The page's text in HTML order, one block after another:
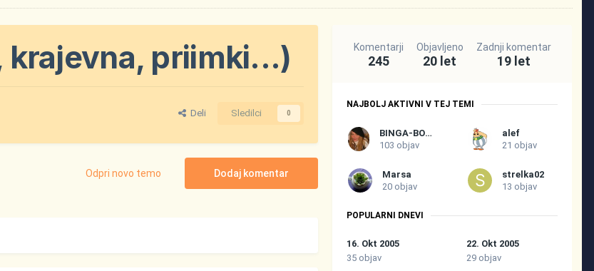
krajevna, priimki...)
Deli Sledilci 0
Dodaj komentar
Odpri novo temo
Komentarji
245
Objavljeno
20 let
Zadnji komentar
19 let
NAJBOLJ AKTIVNI V TEJ TEMI
BINGA-BONGA
103 objav
alef
21 objav
Marsa
20 objav
strelka02
13 objav
POPULARNI DNEVI
16. Okt 2005
35 objav
22. Okt 2005
29 objav